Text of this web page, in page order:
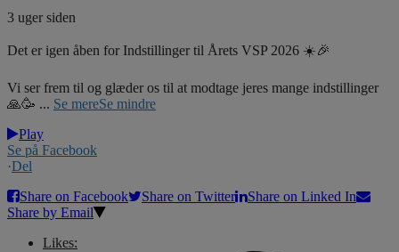
3 uger siden
Det er igen åben for Indstillinger til Årets VSP 2026 ☀️🎉
Vi ser frem til og glæder os til at modtage jeres mange indstillinger
🙏🥳 ... Se mereSe mindre
Play
Se på Facebook
·Del
Share on Facebook
Share on Twitter
Share on Linked In
Share by Email
Likes: